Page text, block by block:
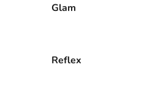
Glam
Reflex